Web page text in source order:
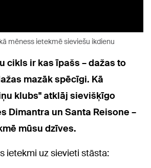
mēness ietekmē sieviešu ikdienu
cikls ir kas īpašs – dažas to
mazāk spēcīgi. Kā
klubs" atklāj sievišķīgo
Dimantra un Santa Reisone –
mūsu dzīves.
ietekmi uz sievieti stāsta: